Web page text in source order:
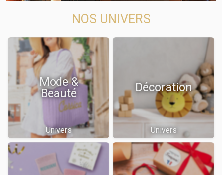
NOS UNIVERS
Mode &
Beauté
Univers
Décoration
Univers